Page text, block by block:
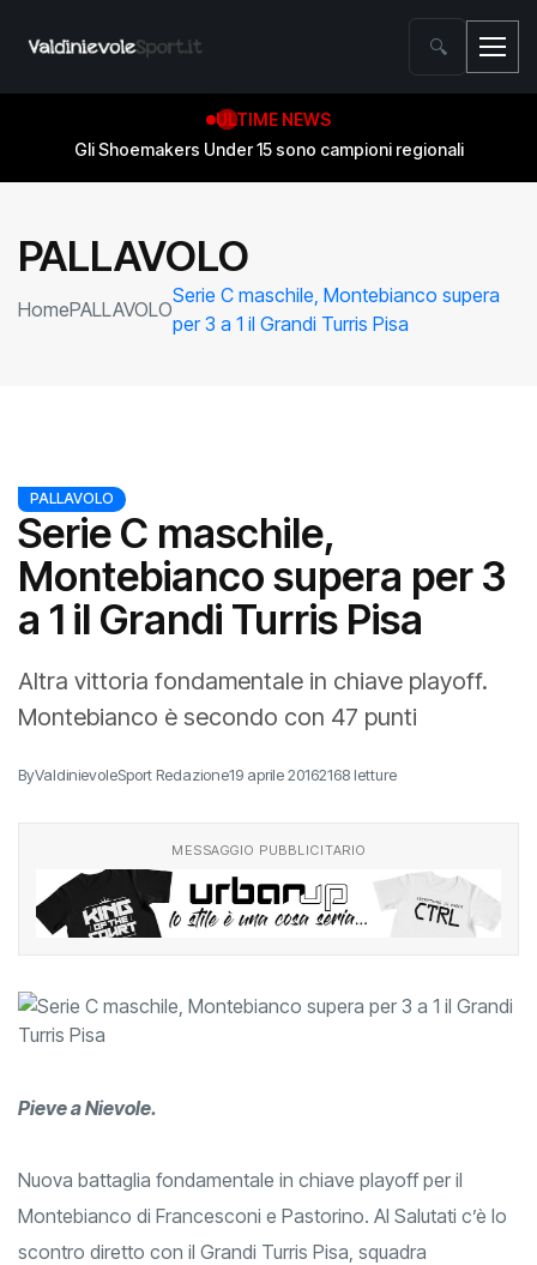
🔍
ULTIME NEWS
Gli Shoemakers Under 15 sono campioni regionali
PALLAVOLO
HomePALLAVOLO
Serie C maschile, Montebianco supera
per 3 a 1 il Grandi Turris Pisa
PALLAVOLO
Serie C maschile,
Montebianco supera per 3
a 1 il Grandi Turris Pisa
Altra vittoria fondamentale in chiave playoff.
Montebianco è secondo con 47 punti
ByValdinievoleSport Redazione19 aprile 20162168 letture
MESSAGGIO PUBBLICITARIO
Pieve a Nievole.
Nuova battaglia fondamentale in chiave playoff per il
Montebianco di Francesconi e Pastorino. Al Salutati c’è lo
scontro diretto con il Grandi Turris Pisa, squadra